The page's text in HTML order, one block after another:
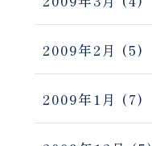
2009年2月 (5)
2009年1月 (7)